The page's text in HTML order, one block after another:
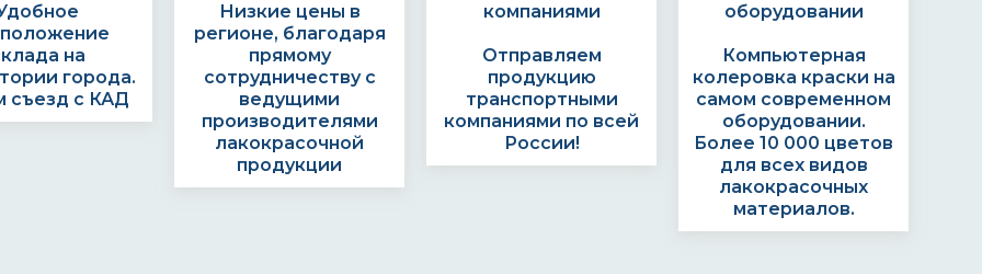
на
города.
съезд с КАД
Низкие цены в
регионе, благодаря
прямому
сотрудничеству с
ведущими
производителями
лакокрасочной
продукции
Отправляем
продукцию
транспортными
компаниями по всей
России!
Компьютерная
колеровка краски на
самом современном
оборудовании.
Более 10 000 цветов
для всех видов
лакокрасочных
материалов.